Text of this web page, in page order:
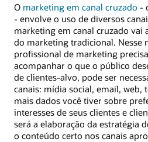
O marketing em canal cruzado -
- envolve o uso de diversos
marketing em canal cruzado vai
do marketing tradicional. Nesse
profissional de marketing
acompanhar o que o público
de clientes-alvo, pode ser
canais: mídia social, email, web,
mais dados você tiver sobre
interesses de seus clientes e
será a elaboração da estratégia
o conteúdo certo nos canais